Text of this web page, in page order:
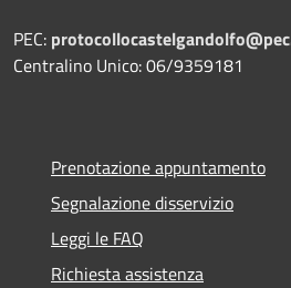
PEC:
Centralino Unico: 06/9359181
Prenotazione appuntamento
Segnalazione disservizio
Leggi le FAQ
Richiesta assistenza